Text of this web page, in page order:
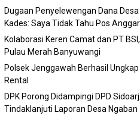
Dugaan Penyelewengan Dana
Kades: Saya Tidak Tahu Pos
Kolaborasi Keren Camat dan PT
Pulau Merah Banyuwangi
Polsek Jenggawah Berhasil
Rental
DPK Porong Didampingi DPD
Tindaklanjuti Laporan Desa Ngaban